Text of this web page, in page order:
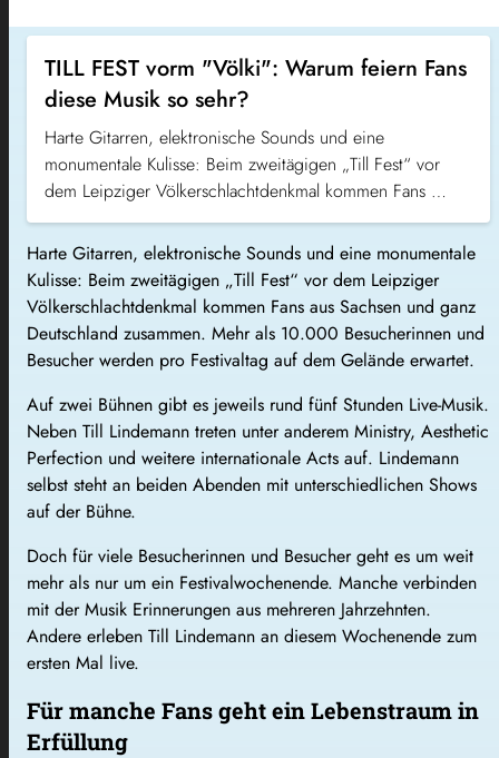
TILL FEST vorm "Völki": Warum feiern Fans
diese Musik so sehr?
Harte Gitarren, elektronische Sounds und eine
monumentale Kulisse: Beim zweitägigen „Till Fest“ vor
dem Leipziger Völkerschlachtdenkmal kommen Fans …
Harte Gitarren, elektronische Sounds und eine monumentale
Kulisse: Beim zweitägigen „Till Fest“ vor dem Leipziger
Völkerschlachtdenkmal kommen Fans aus Sachsen und ganz
Deutschland zusammen. Mehr als 10.000 Besucherinnen und
Besucher werden pro Festivaltag auf dem Gelände erwartet.
Auf zwei Bühnen gibt es jeweils rund fünf Stunden Live-Musik.
Neben Till Lindemann treten unter anderem Ministry, Aesthetic
Perfection und weitere internationale Acts auf. Lindemann
selbst steht an beiden Abenden mit unterschiedlichen Shows
auf der Bühne.
Doch für viele Besucherinnen und Besucher geht es um weit
mehr als nur um ein Festivalwochenende. Manche verbinden
mit der Musik Erinnerungen aus mehreren Jahrzehnten.
Andere erleben Till Lindemann an diesem Wochenende zum
ersten Mal live.
Für manche Fans geht ein Lebenstraum in
Erfüllung